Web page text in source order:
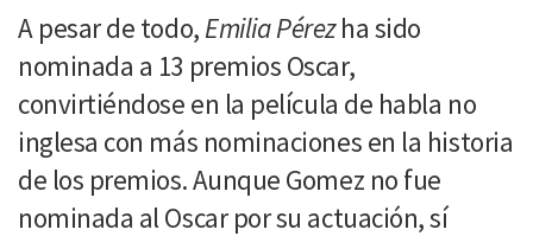
A pesar de todo, Emilia Pérezha sido
nominada a 13 premios Oscar,
convirtiéndose en la película de habla no
inglesa con más nominaciones en la historia
de los premios. Aunque Gomez no fue
nominada al Oscar por su actuación, sí